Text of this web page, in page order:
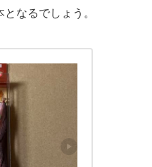
なるでしょう。